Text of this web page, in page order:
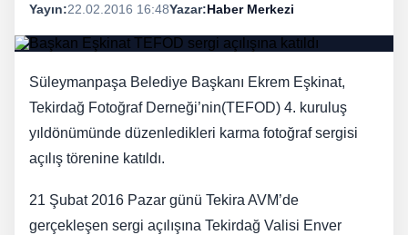
Yayın:22.02.2016 16:48Yazar:Haber Merkezi
Süleymanpaşa Belediye Başkanı Ekrem Eşkinat,
Tekirdağ Fotoğraf Derneği’nin(TEFOD) 4. kuruluş
yıldönümünde düzenledikleri karma fotoğraf sergisi
açılış törenine katıldı.
21 Şubat 2016 Pazar günü Tekira AVM’de
gerçekleşen sergi açılışına Tekirdağ Valisi Enver